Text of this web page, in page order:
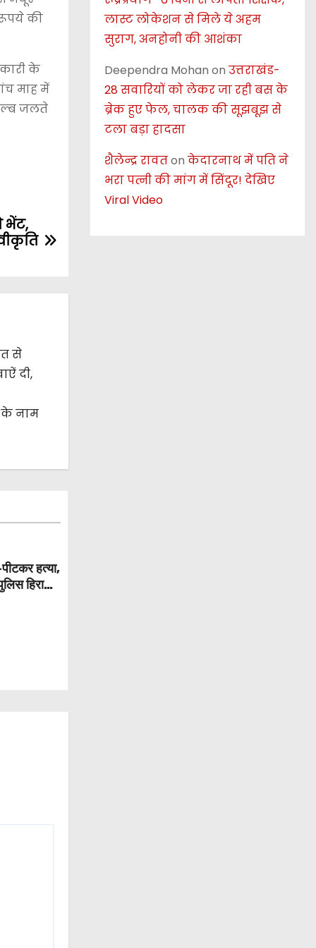
रूपये की
के
माह में
जलते
भेंट,
से
दी,
के नाम
हत्या,
हिरासत
लास्ट लोकेशन से मिले ये अहम
सुराग, अनहोनी की आशंका
Deependra Mohan on उत्तराखंड-
28 सवारियों को लेकर जा रही बस के
ब्रेक हुए फेल, चालक की सूझबूझ से
टला बड़ा हादसा
शैलेन्द्र रावतon केदारनाथ में पति ने
भरा पत्नी की मांग में सिंदूर! देखिए
Viral Video